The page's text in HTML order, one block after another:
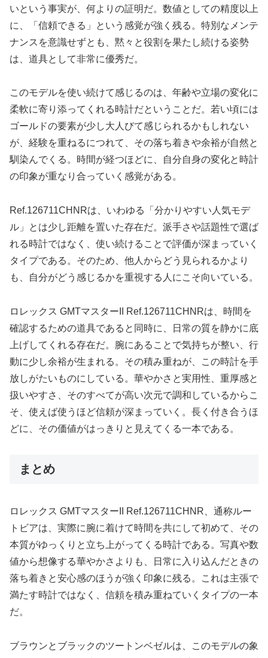
いという事実が、何よりの証明だ。数値としての精度以上
に、「信頼できる」という感覚が強く残る。特別なメンテ
ナンスを意識せずとも、黙々と役割を果たし続ける姿勢
は、道具として非常に優秀だ。
このモデルを使い続けて感じるのは、年齢や立場の変化に
柔軟に寄り添ってくれる時計だということだ。若い頃には
ゴールドの要素が少し大人びて感じられるかもしれない
が、経験を重ねるにつれて、その落ち着きや余裕が自然と
馴染んでくる。時間が経つほどに、自分自身の変化と時計
の印象が重なり合っていく感覚がある。
Ref.126711CHNRは、いわゆる「分かりやすい人気モデ
ル」とは少し距離を置いた存在だ。派手さや話題性で選ば
れる時計ではなく、使い続けることで評価が深まっていく
タイプである。そのため、他人からどう見られるかより
も、自分がどう感じるかを重視する人にこそ向いている。
ロレックス GMTマスターII Ref.126711CHNRは、時間を
確認するための道具であると同時に、日常の質を静かに底
上げしてくれる存在だ。腕にあることで気持ちが整い、行
動に少し余裕が生まれる。その積み重ねが、この時計を手
放しがたいものにしている。華やかさと実用性、重厚感と
扱いやすさ、そのすべてが高い次元で調和しているからこ
そ、使えば使うほど信頼が深まっていく。長く付き合うほ
どに、その価値がはっきりと見えてくる一本である。
まとめ
ロレックス GMTマスターII Ref.126711CHNR、通称ルー
トビアは、実際に腕に着けて時間を共にして初めて、その
本質がゆっくりと立ち上がってくる時計である。写真や数
値から想像する華やかさよりも、日常に入り込んだときの
落ち着きと安心感のほうが強く印象に残る。これは主張で
満たす時計ではなく、信頼を積み重ねていくタイプの一本
だ。
ブラウンとブラックのツートンベゼルは、このモデルの象